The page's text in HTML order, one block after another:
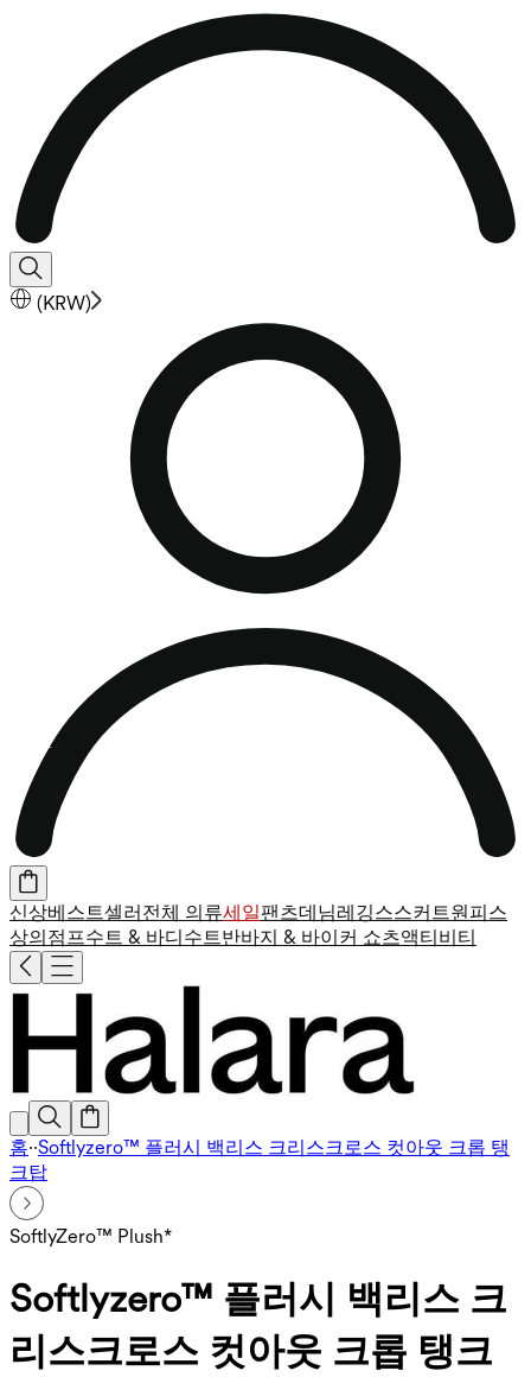
(KRW)
신상베스트셀러 전체 의류세일팬츠데님레깅스스커트원피스
상의 점프수트 & 바디수트반바지 & 바이커 쇼츠액티비티
홈··Softlyzero™ 플러시 백리스 크리스크로스 컷아웃 크롭 탱
크탑
SoftlyZero™ Plush*
Softlyzero™ 플러시 백리스 크
리스크로스 컷아웃 크롭 탱크